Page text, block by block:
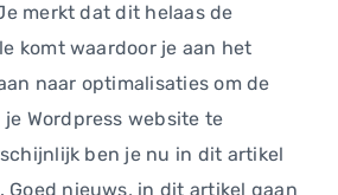
merkt dat dit helaas de
komt waardoor je aan het
naar optimalisaties om de
Wordpress website te
ben je nu in dit artikel
Goed nieuws, in dit artikel gaan